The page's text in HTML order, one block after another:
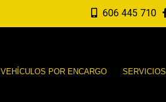
606 445 710
VEHÍCULOS POR ENCARGO SERVICIOS